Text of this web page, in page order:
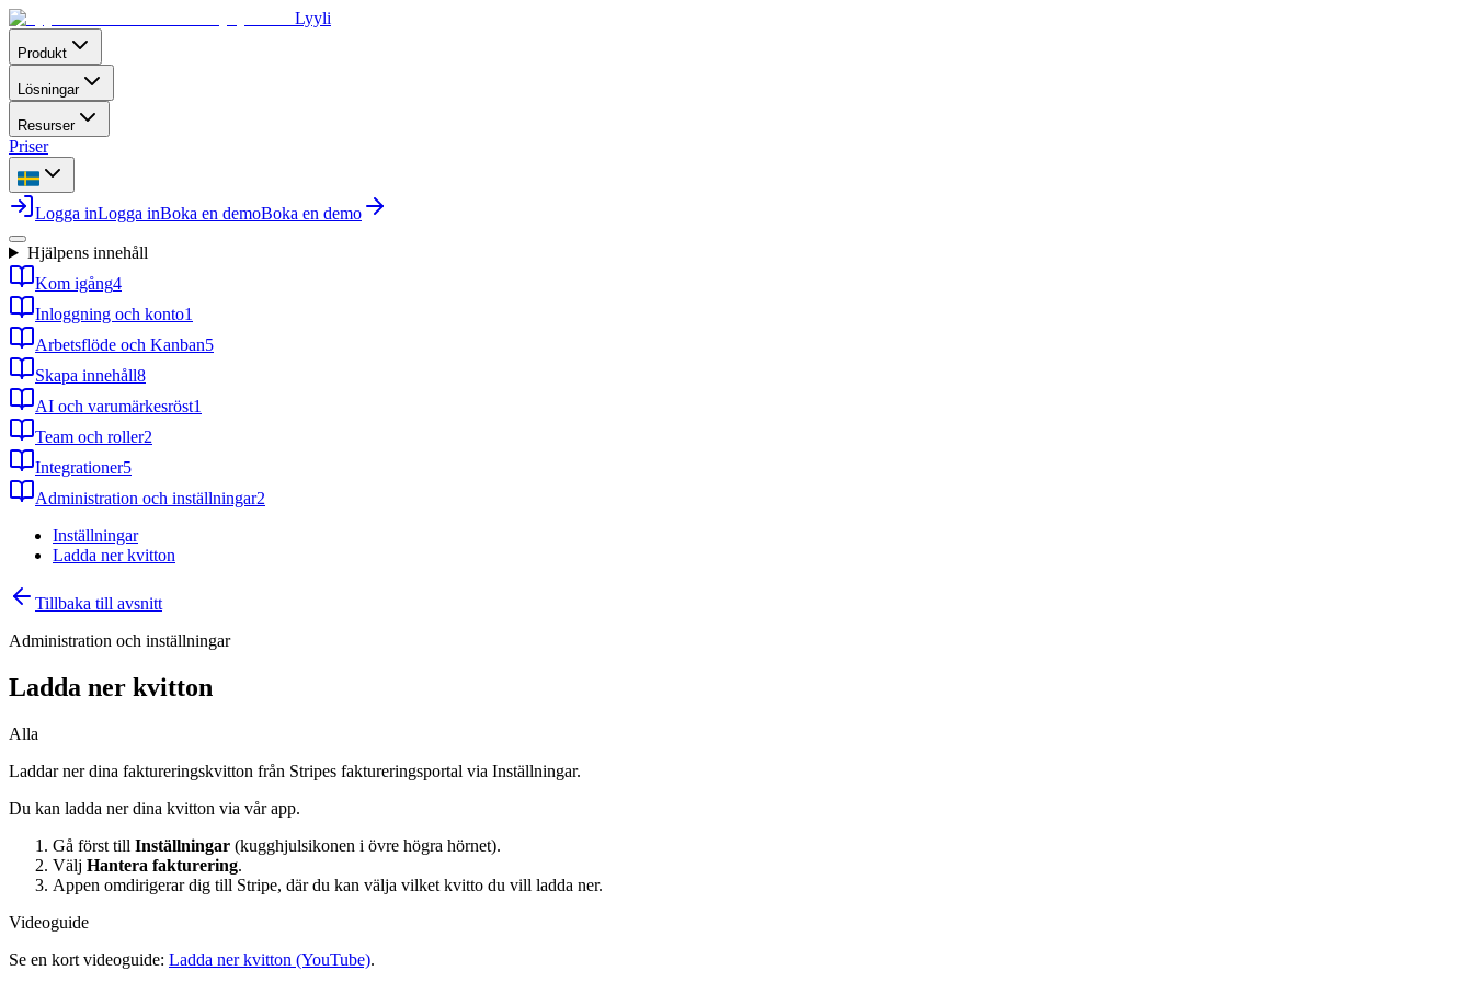
Lyyli
Produkt
Lösningar
Resurser
Priser
Logga inLogga inBoka en demoBoka en demo
Hjälpens innehåll
Kom igång4
Inloggning och konto1
Arbetsflöde och Kanban5
Skapa innehåll8
AI och varumärkesröst1
Team och roller2
Integrationer5
Administration och inställningar2
Inställningar
Ladda ner kvitton
Tillbaka till avsnitt
Administration och inställningar
Ladda ner kvitton
Alla
Laddar ner dina faktureringskvitton från Stripes faktureringsportal via Inställningar.
Du kan ladda ner dina kvitton via vår app.
Gå först till Inställningar (kugghjulsikonen i övre högra hörnet).
Välj Hantera fakturering.
Appen omdirigerar dig till Stripe, där du kan välja vilket kvitto du vill ladda ner.
Videoguide
Se en kort videoguide: Ladda ner kvitton (YouTube).